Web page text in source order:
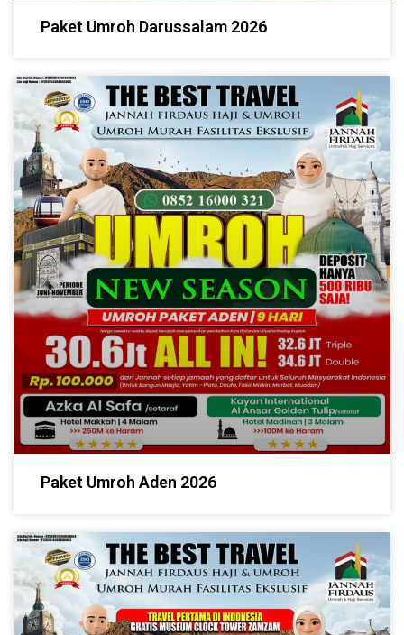
Paket Umroh Darussalam 2026
Paket Umroh Aden 2026